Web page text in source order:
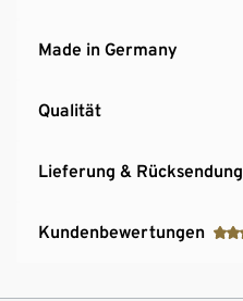
Made in Germany
Qualität
Lieferung & Rücksendung
Kundenbewertungen